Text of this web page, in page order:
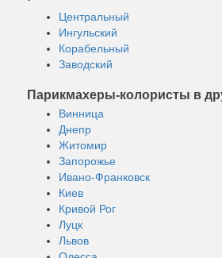
Центральный
Ингульский
Корабельный
Заводский
Парикмахеры-колористы в
Винница
Днепр
Житомир
Запорожье
Ивано-Франковск
Киев
Кривой Рог
Луцк
Львов